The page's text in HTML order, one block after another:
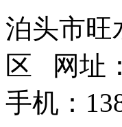
泊头市
区 网址
手机：